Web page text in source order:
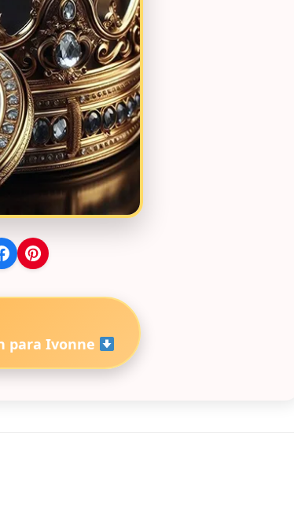
para Ivonne